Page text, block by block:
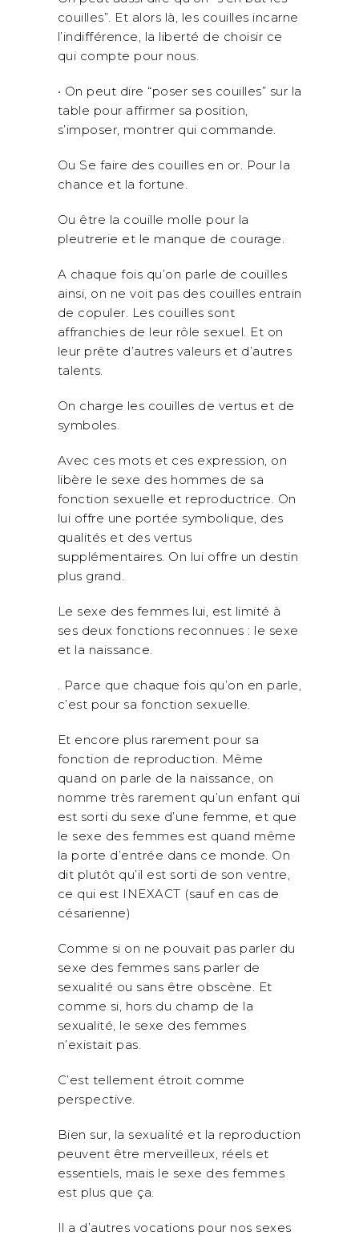
couilles”. Et alors là, les couilles incarne
l’indifférence, la liberté de choisir ce
qui compte pour nous.
• On peut dire “poser ses couilles” sur la
table pour affirmer sa position,
s’imposer, montrer qui commande.
Ou Se faire des couilles en or. Pour la
chance et la fortune.
Ou être la couille molle pour la
pleutrerie et le manque de courage.
A chaque fois qu’on parle de couilles
ainsi, on ne voit pas des couilles entrain
de copuler. Les couilles sont
affranchies de leur rôle sexuel. Et on
leur prête d’autres valeurs et d’autres
talents.
On charge les couilles de vertus et de
symboles.
Avec ces mots et ces expression, on
libère le sexe des hommes de sa
fonction sexuelle et reproductrice. On
lui offre une portée symbolique, des
qualités et des vertus
supplémentaires. On lui offre un destin
plus grand.
Le sexe des femmes lui, est limité à
ses deux fonctions reconnues : le sexe
et la naissance.
. Parce que chaque fois qu’on en parle,
c’est pour sa fonction sexuelle.
Et encore plus rarement pour sa
fonction de reproduction. Même
quand on parle de la naissance, on
nomme très rarement qu’un enfant qui
est sorti du sexe d’une femme, et que
le sexe des femmes est quand même
la porte d’entrée dans ce monde. On
dit plutôt qu’il est sorti de son ventre,
ce qui est INEXACT (sauf en cas de
césarienne)
Comme si on ne pouvait pas parler du
sexe des femmes sans parler de
sexualité ou sans être obscène. Et
comme si, hors du champ de la
sexualité, le sexe des femmes
n’existait pas.
C’est tellement étroit comme
perspective.
Bien sur, la sexualité et la reproduction
peuvent être merveilleux, réels et
essentiels, mais le sexe des femmes
est plus que ça.
Il a d’autres vocations pour nos sexes